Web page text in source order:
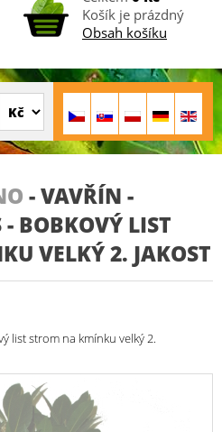
Košík je prázdný
Obsah košíku
-VAVŘÍN -
BOBKOVÝ LIST
VELKÝ 2. JAKOST
list strom na kmínku velký 2.